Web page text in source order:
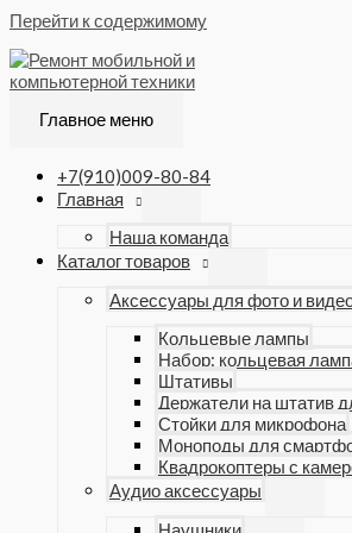
Перейти к содержимому
Главное меню
+7(910)009-80-84
Главная
Наша команда
Каталог товаров
Аксессуары для фото и
Кольцевые лампы
Набор: кольцевая
Штативы
Держатели на штатив
Стойки для микрофона
Моноподы для
Квадрокоптеры с
Аудио аксессуары